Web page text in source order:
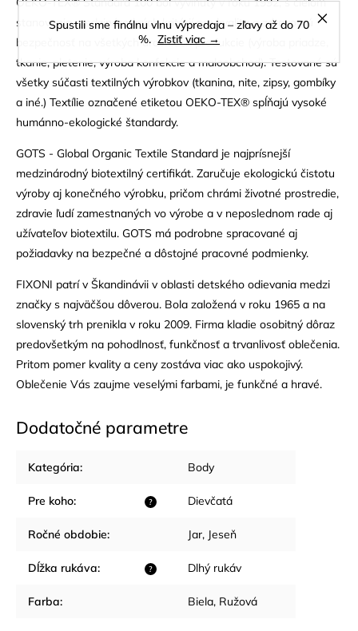
Spustili sme finálnu vlnu výpredaja – zľavy až do 70
%. Zistiť viac →
stanovenia medzinárodných kritérií pre kvalitu a zdravotnú
bezpečnosť na všetkých úrovniach produkcie (výroba priadze,
tkanie, pletenie, výroba konfekcie a maloobchod). Testované sú
všetky súčasti textilných výrobkov (tkanina, nite, zipsy, gombíky
a iné.) Textílie označené etiketou OEKO-TEX® spĺňajú vysoké
humánno-ekologické štandardy.
GOTS - Global Organic Textile Standard je najprísnejší
medzinárodný biotextilný certifikát. Zaručuje ekologickú čistotu
výroby aj konečného výrobku, pričom chrámi životné prostredie,
zdravie ľudí zamestnaných vo výrobe a v neposlednom rade aj
užívateľov biotextilu. GOTS má podrobne spracované aj
požiadavky na bezpečné a dôstojné pracovné podmienky.
FIXONI patrí v Škandinávii v oblasti detského odievania medzi
značky s najväčšou dôverou. Bola založená v roku 1965 a na
slovenský trh prenikla v roku 2009. Firma kladie osobitný dôraz
predovšetkým na pohodlnosť, funkčnosť a trvanlivosť oblečenia.
Pritom pomer kvality a ceny zostáva viac ako uspokojivý.
Oblečenie Vás zaujme veselými farbami, je funkčné a hravé.
Dodatočné parametre
Kategória: Body
?
Pre koho: Dievčatá
Ročné obdobie: Jar, Jeseň
?
Dĺžka rukáva: Dlhý rukáv
Farba: Biela, Ružová